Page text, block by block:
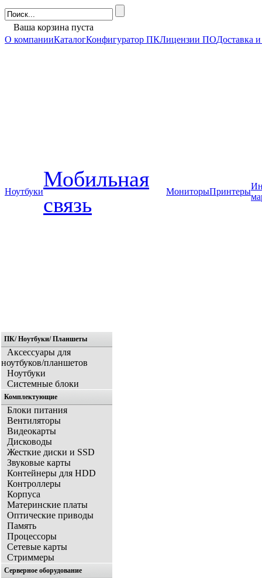
Ваша корзина пуста
О компанииКаталогКонфигуратор ПКЛицензии ПОДоставка
Ноутбуки
Мобильная
связь
МониторыПринтеры
Главная
ПК/ Ноутбуки/ Планшеты
Аксессуары для
ноутбуков/планшетов
Ноутбуки
Системные блоки
Комплектующие
Блоки питания
Вентиляторы
Видеокарты
Дисководы
Жесткие диски и SSD
Звуковые карты
Контейнеры для HDD
Контроллеры
Корпуса
Материнские платы
Оптические приводы
Память
Процессоры
Сетевые карты
Стриммеры
Серверное оборудование